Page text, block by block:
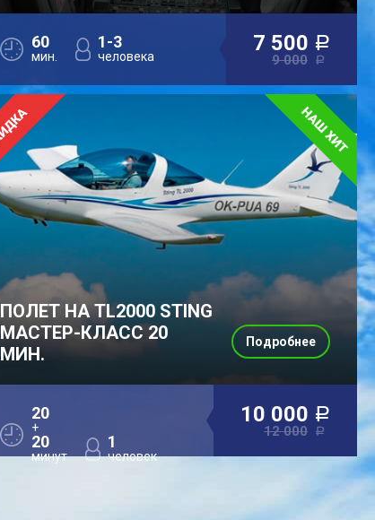
60
мин.
1-3
человека
7 500 a
9 000 a
ПОЛЕТ НА TL2000 STING
МАСТЕР-КЛАСС 20
МИН.
20
+
20
минут
1
человек
10 000 a
12 000 a
Подробнее